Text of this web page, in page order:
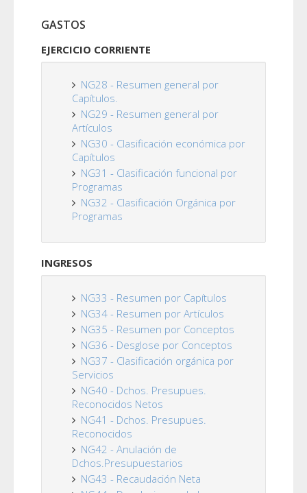
GASTOS
EJERCICIO CORRIENTE
NG28 - Resumen general por
Capítulos.
NG29 - Resumen general por
Artículos
NG30 - Clasificación económica por
Capítulos
NG31 - Clasificación funcional por
Programas
NG32 - Clasificación Orgánica por
Programas
INGRESOS
NG33 - Resumen por Capítulos
NG34 - Resumen por Artículos
NG35 - Resumen por Conceptos
NG36 - Desglose por Conceptos
NG37 - Clasificación orgánica por
Servicios
NG40 - Dchos. Presupues.
Reconocidos Netos
NG41 - Dchos. Presupues.
Reconocidos
NG42 - Anulación de
Dchos.Presupuestarios
NG43 - Recaudación Neta